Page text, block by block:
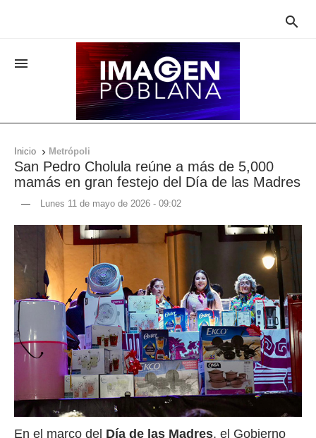


Inicio  Metrópoli
San Pedro Cholula reúne a más de 5,000
mamás en gran festejo del Día de las Madres
— Lunes 11 de mayo de 2026 - 09:02
En el marco del Día de las Madres, el Gobierno